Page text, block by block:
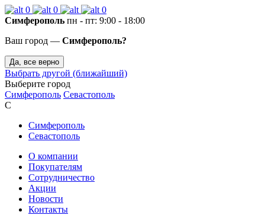
0 0
0
Симферополь пн - пт: 9:00 - 18:00
Ваш город — Симферополь?
Да, все верно
Выбрать другой (ближайший)
Выберите город
Симферополь Севастополь
С
Симферополь
Севастополь
О компании
Покупателям
Сотрудничество
Акции
Новости
Контакты